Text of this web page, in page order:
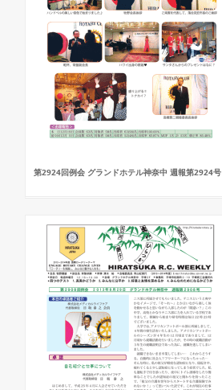
第2924回例会 グランドホテル神奈中 週報第2924号